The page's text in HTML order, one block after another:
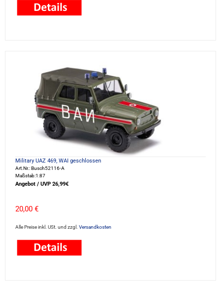
Military UAZ 469, WAI geschlossen
Art.Nr.: Busch52116-A
Maßstab:1:87
Angebot / UVP 26,99€
20,00 €
Alle Preise inkl. USt. und zzgl. Versandkosten